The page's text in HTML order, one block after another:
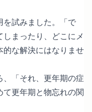
を試みました。「で
まったり、どこにメ
な解決にはなりませ
「それ、更年期の症
更年期と物忘れの関